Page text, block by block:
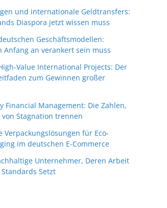
und internationale Geldtransfers:
Diaspora jetzt wissen muss
Geschäftsmodellen:
Anfang an verankert sein muss
Value International Projects: Der
zum Gewinnen großer
Financial Management: Die Zahlen,
Stagnation trennen
Verpackungslösungen für Eco-
im deutschen E-Commerce
Unternehmer, Deren Arbeit
Setzt